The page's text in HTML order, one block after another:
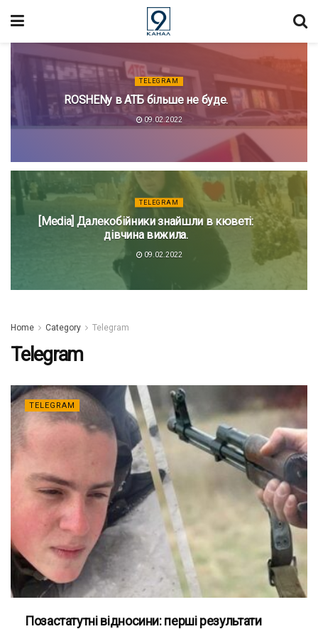
TELEGRAM
ROSHENу в АТБ більше не буде.
09.02.2022
TELEGRAM
[Media] ​Далекобійники знайшли в кюветі:
дівчина вижила.
09.02.2022
Home Category Telegram
Telegram
TELEGRAM
Позастатутні відносини: перші результати